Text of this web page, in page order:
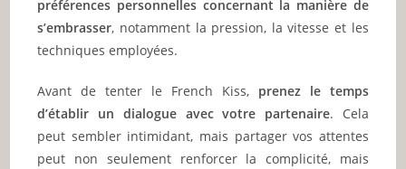
préférences personnelles concernant la manière de
s’embrasser, notamment la pression, la vitesse et les
techniques employées.
Avant de tenter le French Kiss, prenez le temps
d’établir un dialogue avec votre partenaire. Cela
peut sembler intimidant, mais partager vos attentes
peut non seulement renforcer la complicité, mais